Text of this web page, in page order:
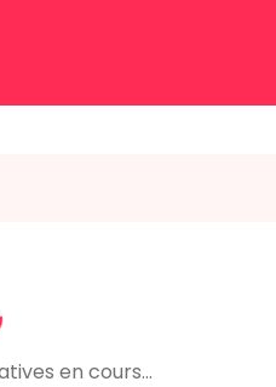
en cours...